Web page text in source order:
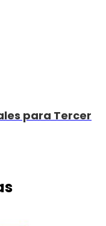
para Tercer